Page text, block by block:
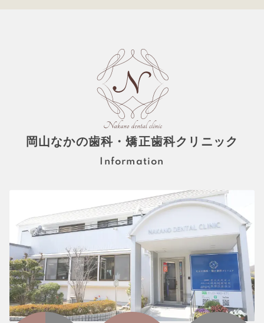
岡山なかの歯科・矯正歯科クリニック
Information